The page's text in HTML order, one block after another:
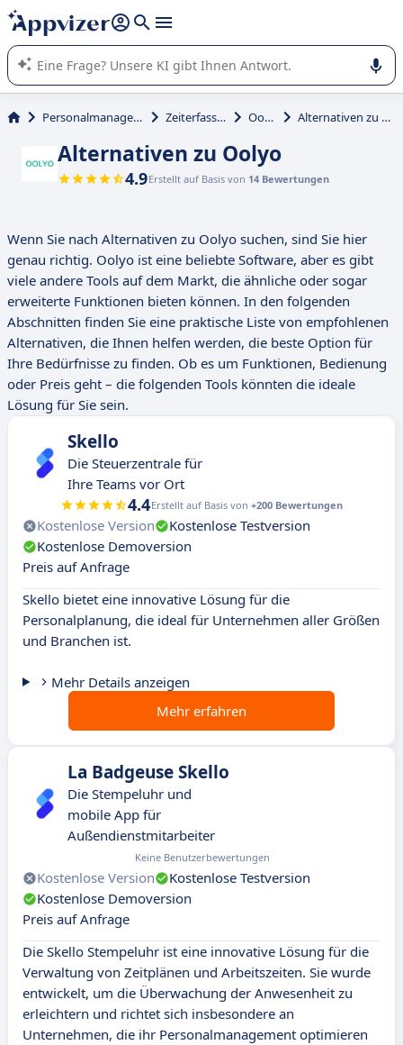
beantworten (mehrere Zeilen mit
Die KI von Appvizer führt Sie bei der Nutzung oder Auswahl
von SaaS-Software in Unternehmen.
Personalmanagement Zeiterfassung Oolyo Alternativen zu Oolyo
Alternativen zu Oolyo
4.9Erstellt auf Basis von 14 Bewertungen
Wenn Sie nach Alternativen zu Oolyo suchen, sind Sie hier
genau richtig. Oolyo ist eine beliebte Software, aber es gibt
viele andere Tools auf dem Markt, die ähnliche oder sogar
erweiterte Funktionen bieten können. In den folgenden
Abschnitten finden Sie eine praktische Liste von empfohlenen
Alternativen, die Ihnen helfen werden, die beste Option für
Ihre Bedürfnisse zu finden. Ob es um Funktionen, Bedienung
oder Preis geht – die folgenden Tools könnten die ideale
Lösung für Sie sein.
Skello
Die Steuerzentrale für
Ihre Teams vor Ort
4.4Erstellt auf Basis von +200 Bewertungen
Kostenlose Version
Kostenlose Testversion
Kostenlose Demoversion
Preis auf Anfrage
Skello bietet eine innovative Lösung für die
Personalplanung, die ideal für Unternehmen aller Größen
und Branchen ist.
Mehr Details anzeigen
Mehr erfahren
La Badgeuse Skello
Die Stempeluhr und
mobile App für
Außendienstmitarbeiter
Keine Benutzerbewertungen
Kostenlose Version
Kostenlose Testversion
Kostenlose Demoversion
Preis auf Anfrage
Die Skello Stempeluhr ist eine innovative Lösung für die
Verwaltung von Zeitplänen und Arbeitszeiten. Sie wurde
entwickelt, um die Überwachung der Anwesenheit zu
erleichtern und richtet sich insbesondere an
Unternehmen, die ihr Personalmanagement optimieren